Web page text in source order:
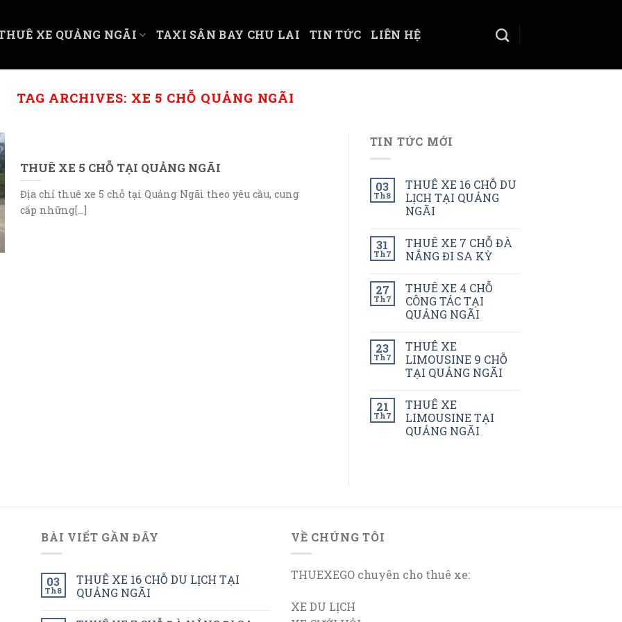
XE QUẢNG NGÃI TAXI SÂN BAY CHU LAI TIN TỨC LIÊN HỆ
TAG ARCHIVES: XE 5 CHỖ QUẢNG NGÃI
THUÊ XE 5 CHỖ TẠI QUẢNG NGÃI
Địa chỉ thuê xe 5 chỗ tại Quảng Ngãi theo yêu cầu, cung
cấp những[...]
TIN TỨC MỚI
03
Th8
THUÊ XE 16 CHỖ DU
LỊCH TẠI QUẢNG
NGÃI
31
Th7
THUÊ XE 7 CHỖ ĐÀ
NẮNG ĐI SA KỲ
27
Th7
THUÊ XE 4 CHỖ
CÔNG TÁC TẠI
QUẢNG NGÃI
23
Th7
THUÊ XE
LIMOUSINE 9 CHỖ
TẠI QUẢNG NGÃI
21
Th7
THUÊ XE
LIMOUSINE TẠI
QUẢNG NGÃI
BÀI VIẾT GẦN ĐÂY
03
Th8
THUÊ XE 16 CHỖ DU LỊCH TẠI
QUẢNG NGÃI
VỀ CHÚNG TÔI
THUEXEGO chuyên cho thuê xe:
XE DU LỊCH